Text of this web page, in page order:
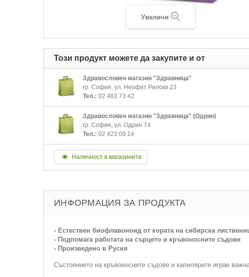
Увеличи
Този продукт можете да закупите и от
Здравословен магазин "Здравница"
гр. София, ул. Неофит Рилски 23
Тел.: 02 483 73 42
Здравословен магазин "Здравница" (Одрин)
гр. София, ул. Одрин 74
Тел.: 02 423 09 14
Наличност в магазините
ИНФОРМАЦИЯ ЗА ПРОДУКТА
- Естествен биофлавоноид от кората на сибирска
- Подпомага работата на сърцето и кръвоносните съдове
- Произведено в Русия
Състоянието на кръвоносните съдове и капилярите играе